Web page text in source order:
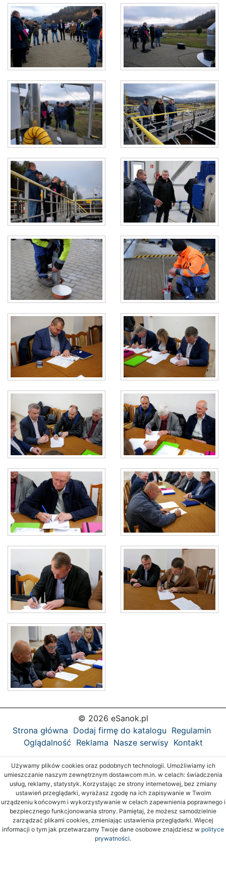
© 2026 eSanok.pl
Strona główna Dodaj firmę do katalogu Regulamin
Oglądalność Reklama Nasze serwisy Kontakt
Używamy plików cookies oraz podobnych technologii. Umożliwiamy ich
umieszczanie naszym zewnętrznym dostawcom m.in. w celach: świadczenia
usług, reklamy, statystyk. Korzystając ze strony internetowej, bez zmiany
ustawień przeglądarki, wyrażasz zgodę na ich zapisywanie w Twoim
urządzeniu końcowym i wykorzystywanie w celach zapewnienia poprawnego i
bezpiecznego funkcjonowania strony. Pamiętaj, że możesz samodzielnie
zarządzać plikami cookies, zmieniając ustawienia przeglądarki. Więcej
informacji o tym jak przetwarzamy Twoje dane osobowe znajdziesz w polityce
prywatności.